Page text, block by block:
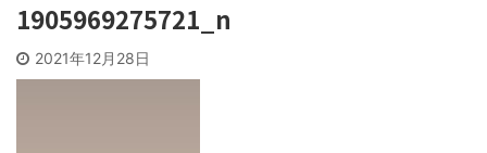
1905969275721_n
2021年12月28日